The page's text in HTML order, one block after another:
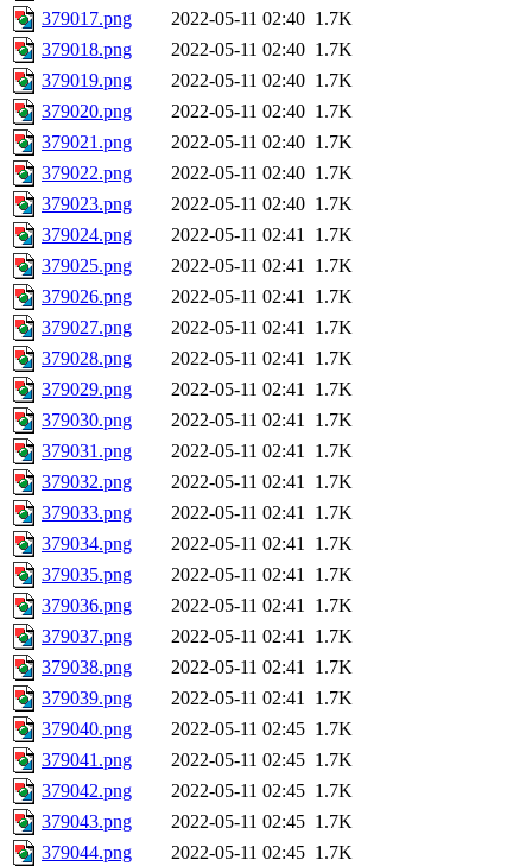
379017.png
2022-05-11 02:40 1.7K
379018.png
2022-05-11 02:40 1.7K
379019.png
2022-05-11 02:40 1.7K
379020.png
2022-05-11 02:40 1.7K
379021.png
2022-05-11 02:40 1.7K
379022.png
2022-05-11 02:40 1.7K
379023.png
2022-05-11 02:40 1.7K
379024.png
2022-05-11 02:41 1.7K
379025.png
2022-05-11 02:41 1.7K
379026.png
2022-05-11 02:41 1.7K
379027.png
2022-05-11 02:41 1.7K
379028.png
2022-05-11 02:41 1.7K
379029.png
2022-05-11 02:41 1.7K
379030.png
2022-05-11 02:41 1.7K
379031.png
2022-05-11 02:41 1.7K
379032.png
2022-05-11 02:41 1.7K
379033.png
2022-05-11 02:41 1.7K
379034.png
2022-05-11 02:41 1.7K
379035.png
2022-05-11 02:41 1.7K
379036.png
2022-05-11 02:41 1.7K
379037.png
2022-05-11 02:41 1.7K
379038.png
2022-05-11 02:41 1.7K
379039.png
2022-05-11 02:41 1.7K
379040.png
2022-05-11 02:45 1.7K
379041.png
2022-05-11 02:45 1.7K
379042.png
2022-05-11 02:45 1.7K
379043.png
2022-05-11 02:45 1.7K
379044.png
2022-05-11 02:45 1.7K